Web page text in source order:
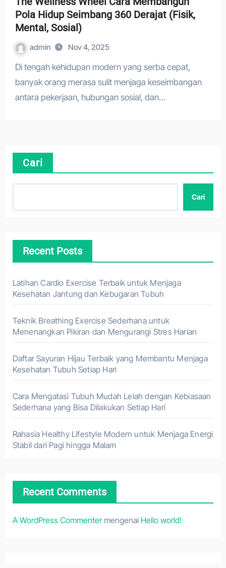
Pola Hidup Seimbang 360 Derajat (Fisik,
Mental, Sosial)
admin Nov 4, 2025
Di tengah kehidupan modern yang serba cepat,
banyak orang merasa sulit menjaga keseimbangan
antara pekerjaan, hubungan sosial, dan…
Cari
Cari
Recent Posts
Latihan Cardio Exercise Terbaik untuk Menjaga
Kesehatan Jantung dan Kebugaran Tubuh
Teknik Breathing Exercise Sederhana untuk
Menenangkan Pikiran dan Mengurangi Stres Harian
Daftar Sayuran Hijau Terbaik yang Membantu Menjaga
Kesehatan Tubuh Setiap Hari
Cara Mengatasi Tubuh Mudah Lelah dengan Kebiasaan
Sederhana yang Bisa Dilakukan Setiap Hari
Rahasia Healthy Lifestyle Modern untuk Menjaga Energi
Stabil dari Pagi hingga Malam
Recent Comments
A WordPress Commentermengenai Hello world!